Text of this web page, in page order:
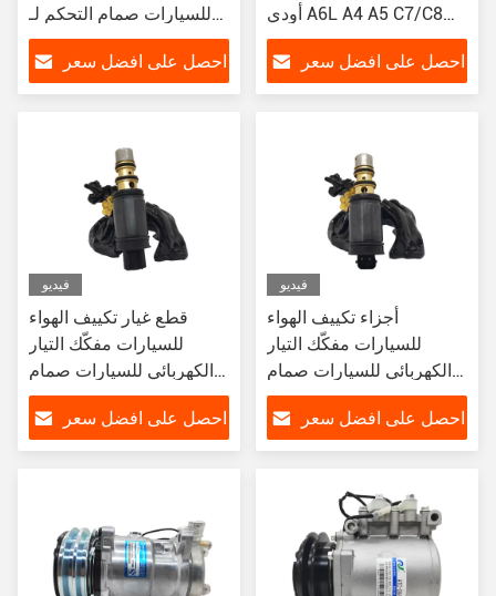
للسيارات صمام التحكم لـ
تويوتا REIZ Haice 2.7 دوج
البوصلةاحصل على افضل سعر
أودي A6L A4 A5 C7/C8
2.0 4M0820803
4G0260805D
8T0260805N
احصل على افضل سعر
فيديو
قطع غيار تكييف الهواء
للسيارات مفكّك التيار
الكهربائي للسيارات صمام
التحكم لـ بويك بارك فورد
مونديواحصل على افضل سعر
فيديو
أجزاء تكييف الهواء
للسيارات مفكّك التيار
الكهربائي للسيارات صمام
التحكم لسيارة BMW
E60/E65/E66/E83/E84
NISSAN 2014-2019
احصل على افضل سعر